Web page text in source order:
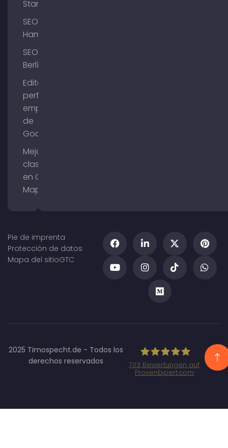
Starnberg
SEO
Hamburgo
SEO
Berlín
Editar el
perfil de
empresa
de
Google
Mejorar la
clasificación
en Google
Maps
Pie de imprenta
Protección de datos
Mapa del sitioGTC
2025 Timospecht.de - Todos los
derechos reservados
Marketing
703 Bewertungen auf
ProvenExpert.com